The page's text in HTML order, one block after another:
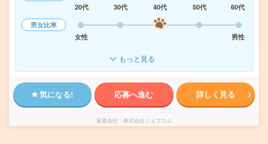
20代
30代 40代 50代
60代
男女比率
女性
男性
もっと見る
気になる! 応募へ進む 詳しく見る
派遣会社 株式会社ジョブコム